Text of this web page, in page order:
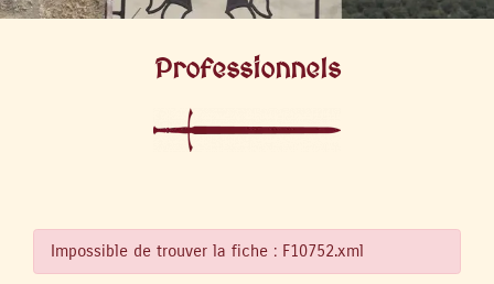
Professionnels
Impossible de trouver la fiche : F10752.xml